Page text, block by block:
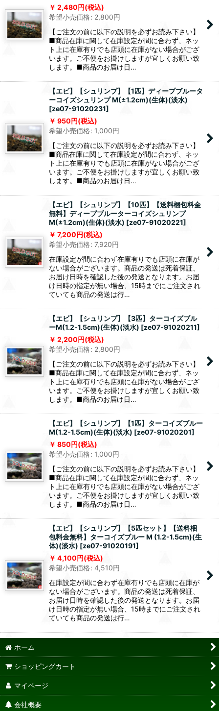
2,480円(税込)
希望小売価格: 2,800円
【ご注文の前に以下の説明を必ずお読み下さい】
■商品在庫に関して在庫設定が間に合わず、ネッ
ト上に在庫有りでも店頭に在庫がない場合がござ
います。ご不便をお掛けしますが宜しくお願い致
します。■商品のお届け日…
【エビ】【シュリンプ】【1匹】ディープブルータ
ーコイズシュリンプ M(±1.2cm)(生体)(淡水)
[ze07-91020231]
950円(税込)
希望小売価格: 1,000円
【ご注文の前に以下の説明を必ずお読み下さい】
■商品在庫に関して在庫設定が間に合わず、ネッ
ト上に在庫有りでも店頭に在庫がない場合がござ
います。ご不便をお掛けしますが宜しくお願い致
します。■商品のお届け日…
【エビ】【シュリンプ】【10匹】【送料梱包料金
無料】ディープブルーターコイズシュリンプ
M(±1.2cm)(生体)(淡水) [ze07-91020221]
7,200円(税込)
希望小売価格: 7,920円
在庫設定が間に合わず在庫有りでも店頭に在庫が
ない場合がございます。商品の発送は死着保証、
お届け日時を確認した後の発送となります。お届
け日時の指定が無い場合、15時までにご注文され
ていても商品の発送は行…
【エビ】【シュリンプ】【3匹】ターコイズブル
ーM(1.2-1.5cm)(生体)(淡水) [ze07-91020211]
2,200円(税込)
希望小売価格: 2,800円
【ご注文の前に以下の説明を必ずお読み下さい】
■商品在庫に関して在庫設定が間に合わず、ネッ
ト上に在庫有りでも店頭に在庫がない場合がござ
います。ご不便をお掛けしますが宜しくお願い致
します。■商品のお届け日…
【エビ】【シュリンプ】【1匹】ターコイズブルー
M(1.2-1.5cm)(生体)(淡水) [ze07-91020201]
850円(税込)
希望小売価格: 1,000円
【ご注文の前に以下の説明を必ずお読み下さい】
■商品在庫に関して在庫設定が間に合わず、ネッ
ト上に在庫有りでも店頭に在庫がない場合がござ
います。ご不便をお掛けしますが宜しくお願い致
します。■商品のお届け日…
【エビ】【シュリンプ】【5匹セット】【送料梱
包料金無料】ターコイズブルー M (1.2-1.5cm)(生
体)(淡水) [ze07-91020191]
4,100円(税込)
希望小売価格: 4,510円
在庫設定が間に合わず在庫有りでも店頭に在庫が
ない場合がございます。商品の発送は死着保証、
お届け日時を確認した後の発送となります。お届
け日時の指定が無い場合、15時までにご注文され
ていても商品の発送は行…
ホーム
ショッピングカート
マイページ
会社概要